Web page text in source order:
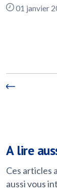
01 janvier
A lire
Ces articles
aussi vous